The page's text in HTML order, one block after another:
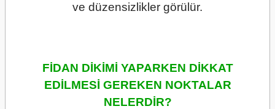
ve düzensizlikler görülür.
FİDAN DİKİMİ YAPARKEN DİKKAT
EDİLMESİ GEREKEN NOKTALAR
NELERDİR?